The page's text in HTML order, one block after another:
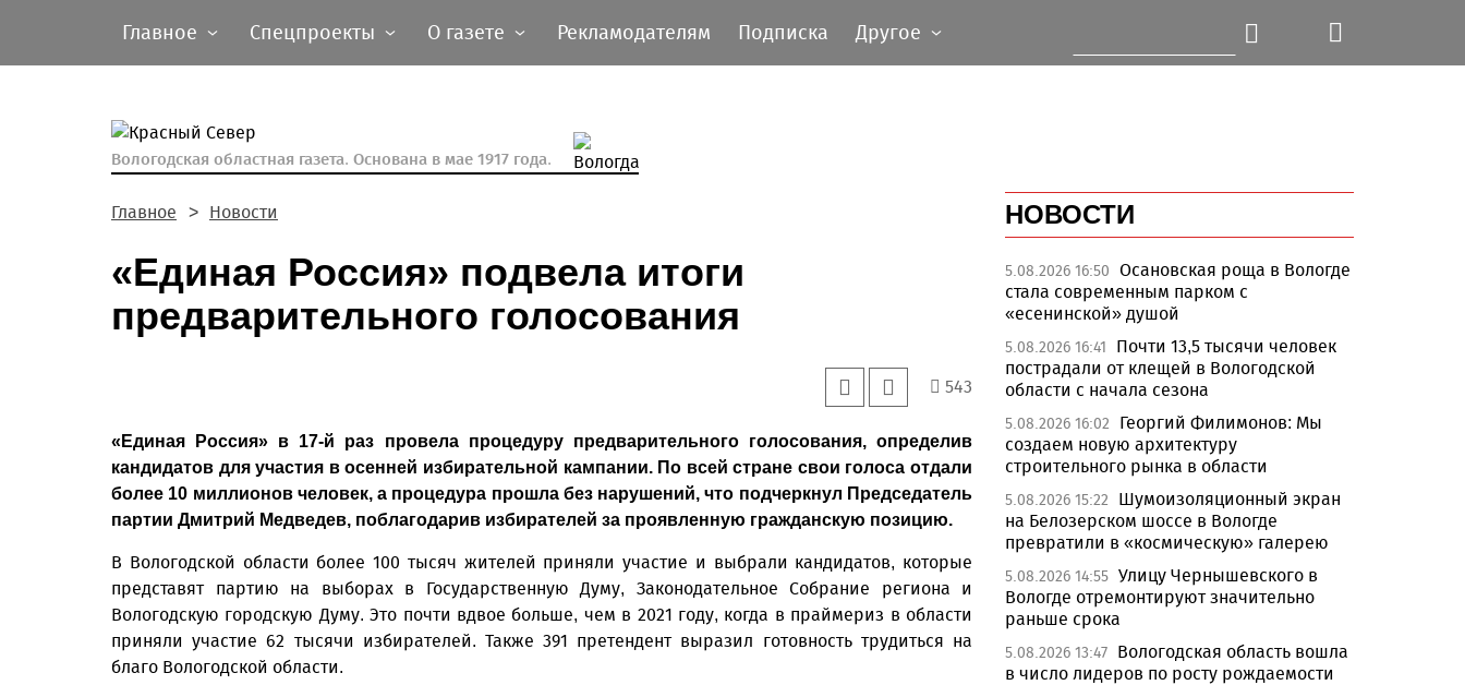
Главное Спецпроекты О газете Рекламодателям Подписка Другое
Вологодская областная газета. Основана в мае 1917 года.
Главное Новости
«Единая Россия» подвела итоги
предварительного голосования
543
«Единая Россия» в 17-й раз провела процедуру предварительного голосования, определив
кандидатов для участия в осенней избирательной кампании. По всей стране свои голоса отдали
более 10 миллионов человек, а процедура прошла без нарушений, что подчеркнул Председатель
партии Дмитрий Медведев, поблагодарив избирателей за проявленную гражданскую позицию.
В Вологодской области более 100 тысяч жителей приняли участие и выбрали кандидатов, которые
представят партию на выборах в Государственную Думу, Законодательное Собрание региона и
Вологодскую городскую Думу. Это почти вдвое больше, чем в 2021 году, когда в праймериз в области
приняли участие 62 тысячи избирателей. Также 391 претендент выразил готовность трудиться на
благо Вологодской области.
НОВОСТИ
5.08.2026 16:50 Осановская роща в Вологде
стала современным парком с
«есенинской» душой
5.08.2026 16:41
Почти 13,5 тысячи человек
пострадали от клещей в Вологодской
области с начала сезона
5.08.2026 16:02
Георгий Филимонов: Мы
создаем новую архитектуру
строительного рынка в области
5.08.2026 15:22
Шумоизоляционный экран
на Белозерском шоссе в Вологде
превратили в «космическую» галерею
5.08.2026 14:55 Улицу Чернышевского в
Вологде отремонтируют значительно
раньше срока
5.08.2026 13:47 Вологодская область вошла
в число лидеров по росту рождаемости